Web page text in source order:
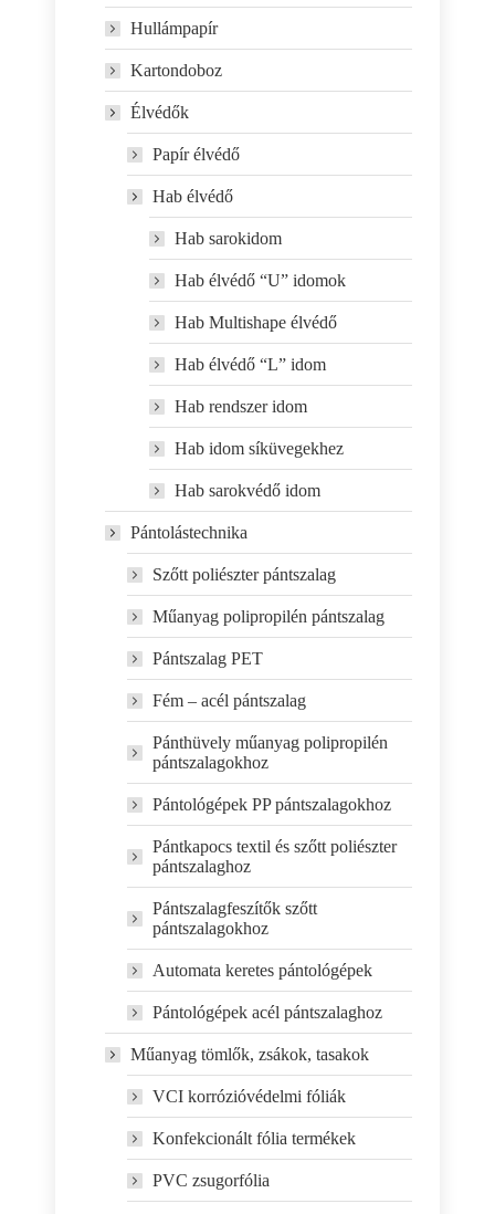
Hullámpapír
Kartondoboz
Élvédők
Papír élvédő
Hab élvédő
Hab sarokidom
Hab élvédő “U” idomok
Hab Multishape élvédő
Hab élvédő “L” idom
Hab rendszer idom
Hab idom síküvegekhez
Hab sarokvédő idom
Pántolástechnika
Szőtt poliészter pántszalag
Műanyag polipropilén pántszalag
Pántszalag PET
Fém – acél pántszalag
Pánthüvely műanyag polipropilén
pántszalagokhoz
Pántológépek PP pántszalagokhoz
Pántkapocs textil és szőtt poliészter
pántszalaghoz
Pántszalagfeszítők szőtt
pántszalagokhoz
Automata keretes pántológépek
Pántológépek acél pántszalaghoz
Műanyag tömlők, zsákok, tasakok
VCI korrózióvédelmi fóliák
Konfekcionált fólia termékek
PVC zsugorfólia